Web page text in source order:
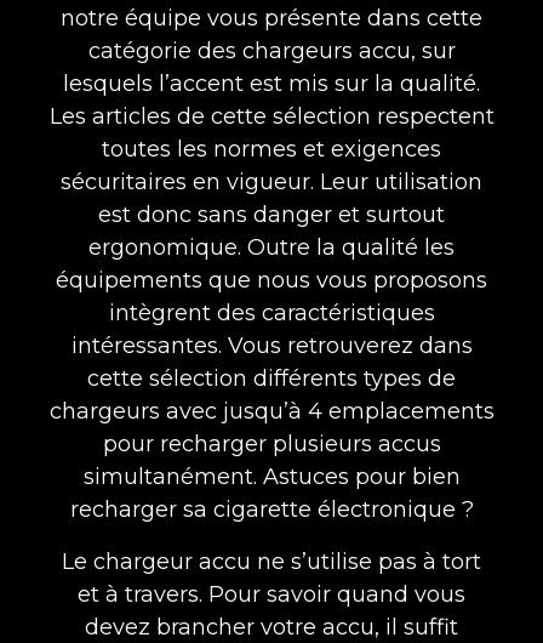
notre équipe vous présente dans cette
catégorie des chargeurs accu, sur
lesquels l’accent est mis sur la qualité.
Les articles de cette sélection respectent
toutes les normes et exigences
sécuritaires en vigueur. Leur utilisation
est donc sans danger et surtout
ergonomique. Outre la qualité les
équipements que nous vous proposons
intègrent des caractéristiques
intéressantes. Vous retrouverez dans
cette sélection différents types de
chargeurs avec jusqu’à 4 emplacements
pour recharger plusieurs accus
simultanément. Astuces pour bien
recharger sa cigarette électronique ?
Le chargeur accu ne s’utilise pas à tort
et à travers. Pour savoir quand vous
devez brancher votre accu, il suffit